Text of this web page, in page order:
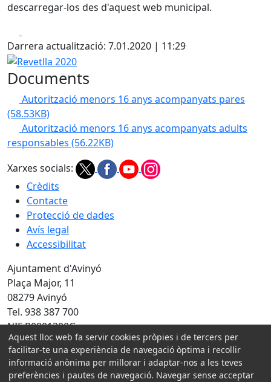
descarregar-los des d'aquest web municipal.
Darrera actualització: 7.01.2020 | 11:29
Revetlla 2020
Documents
Autorització menors 16 anys acompanyats pares
(58.53KB)
Autorització menors 16 anys acompanyats adults
responsables (56.22KB)
Xarxes socials:
Crèdits
Contacte
Protecció de dades
Avís legal
Accessibilitat
Ajuntament d'Avinyó
Plaça Major, 11
08279 Avinyó
Tel. 938 387 700
NIF P0801200G
Amb la col·laboració de:
Aquest lloc web fa servir cookies pròpies i de tercers per
facilitar-te una experiència de navegació òptima i recollir
informació anònima per millorar i adaptar-nos a les teves
preferències i pautes de navegació. Navegar sense acceptar